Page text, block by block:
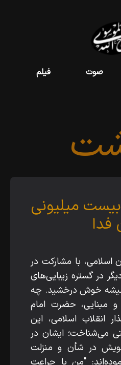
صوت فیلم
میلیونی
فدا
اسلامی، با مشارکت در
در گستره زیبایی‌های
خوش درخشید. چه
مبنایی، حضرت امام
انقلاب اسلامی، این
می‌شناخت؛ ایشان در
در شأن و منزلت
"من با جراعت